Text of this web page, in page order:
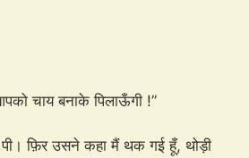
चाय बनाके पिलाऊँगी !”
पी। फ़िर उसने कहा मैं थक गई हूँ, थोड़ी